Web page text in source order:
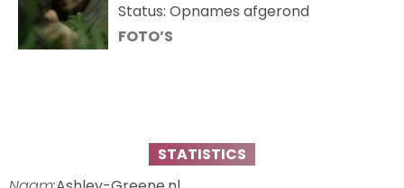
Status: Opnames afgerond
FOTO’S
STATISTICS